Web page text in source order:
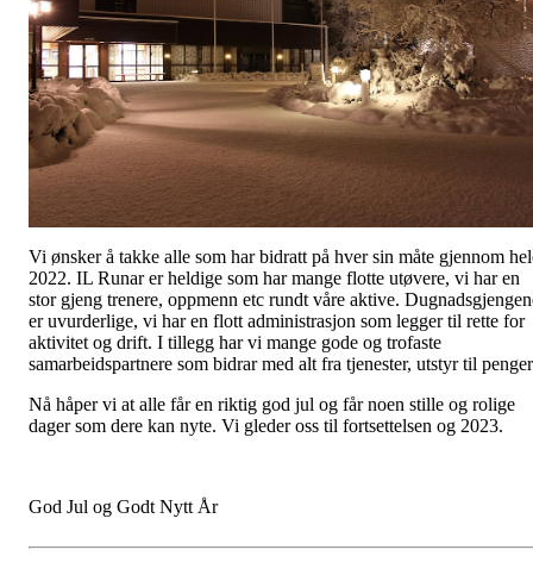
Vi ønsker å takke alle som har bidratt på hver sin måte gjennom
2022. IL Runar er heldige som har mange flotte utøvere, vi har en
stor gjeng trenere, oppmenn etc rundt våre aktive.
er uvurderlige, vi har en flott administrasjon som legger til rette for
aktivitet og drift. I tillegg har vi mange gode og trofaste
samarbeidspartnere som bidrar med alt fra tjenester, utstyr til
Nå håper vi at alle får en riktig god jul og får noen stille og rolige
dager som dere kan nyte. Vi gleder oss til fortsettelsen og 2023.
God Jul og Godt Nytt År